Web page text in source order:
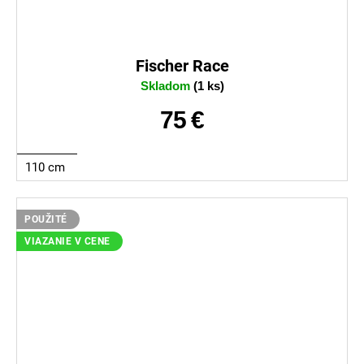
Fischer Race
Skladom (1 ks)
75 €
110 cm
POUŽITÉ
VIAZANIE V CENE